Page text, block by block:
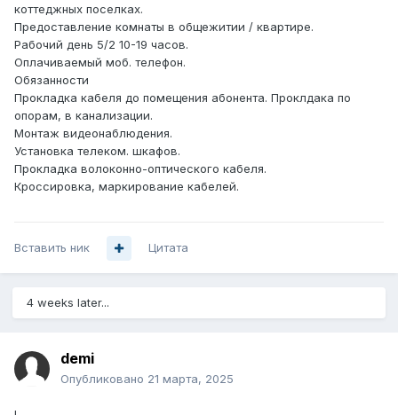
коттеджных поселках.
Предоставление комнаты в общежитии / квартире.
Рабочий день 5/2 10-19 часов.
Оплачиваемый моб. телефон.
Обязанности
Прокладка кабеля до помещения абонента. Проклдака по
опорам, в канализации.
Монтаж видеонаблюдения.
Установка телеком. шкафов.
Прокладка волоконно-оптического кабеля.
Кроссировка, маркирование кабелей.
Вставить ник Цитата
4 weeks later...
demi
Опубликовано 21 марта, 2025